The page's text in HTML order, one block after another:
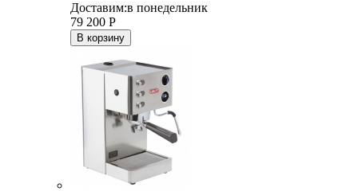
Доставим:в понедельник
79 200 Р
В корзину